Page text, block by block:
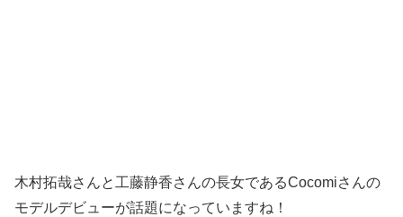
木村拓哉さんと工藤静香さんの長女であるCocomiさんの
モデルデビューが話題になっていますね！